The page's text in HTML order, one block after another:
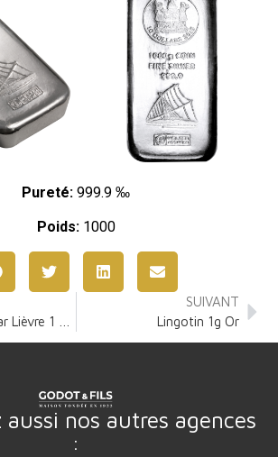
Pureté: 999.9 ‰
Poids:1000
SUIVANT
Lingotin 1g Or
aussi nos autres agences
: